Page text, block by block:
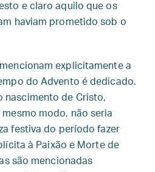
e claro aquilo que os
haviam prometido sob o
explicitamente a
do Advento é dedicado.
nascimento de Cristo,
modo, não seria
festiva do período fazer
à Paixão e Morte de
são mencionadas